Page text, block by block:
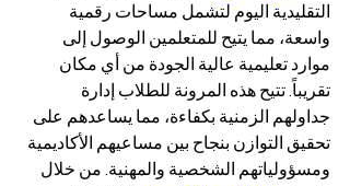
التقليدية اليوم لتشمل مساحات رقمية
واسعة، مما يتيح للمتعلمين الوصول إلى
موارد تعليمية عالية الجودة من أي مكان
تقريباً. تتيح هذه المرونة للطلاب إدارة
جداولهم الزمنية بكفاءة، مما يساعدهم على
تحقيق التوازن بنجاح بين مساعيهم الأكاديمية
ومسؤولياتهم الشخصية والمهنية. من خلال